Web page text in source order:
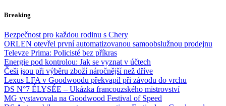
Skip
content
Breaking
Bezpečnost pro každou rodinu s Chery
ORLEN otevřel první automatizovanou samoobslužnou prodejnu
Televze Prima: Policisté bez příkras
Energie pod kontrolou: Jak se vyznat v účtech
Češi jsou při výběru zboží náročnější než dříve
Lexus LFA v Goodwoodu překvapil při závodu do vrchu
DS N°7 ÉLYSÉE – Ukázka francouzského mistrovství
MG vystavovala na Goodwood Festival of Speed